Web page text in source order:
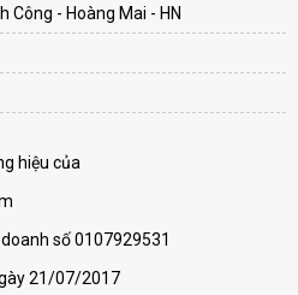
Công - Hoàng Mai - HN
hiệu của
số 0107929531
21/07/2017